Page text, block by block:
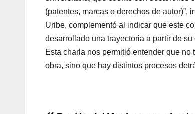
(patentes, marcas o derechos de
Uribe, complementó al indicar que este
desarrollado una trayectoria a partir de
Esta charla nos permitió entender que
obra, sino que hay distintos procesos